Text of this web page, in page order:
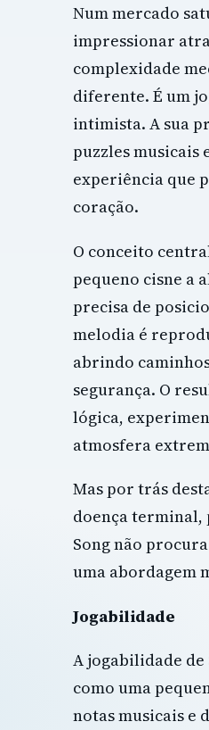
Num mercado
impressionar
complexidade
diferente. É um
intimista. A sua
puzzles
experiência que
coração.
O conceito
pequeno cisne a
precisa de
melodia é
abrindo
segurança. O
lógica,
atmosfera
Mas por trás
doença terminal,
Song não
uma abordagem
Jogabilidade
A jogabilidade
como uma
notas musicais e